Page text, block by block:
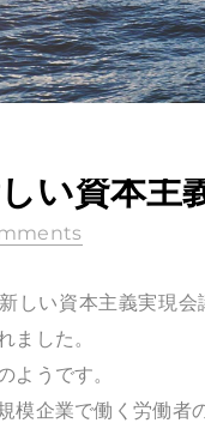
い資本主
しい資本主義実現
ました。
うです。
模企業で働く労働者